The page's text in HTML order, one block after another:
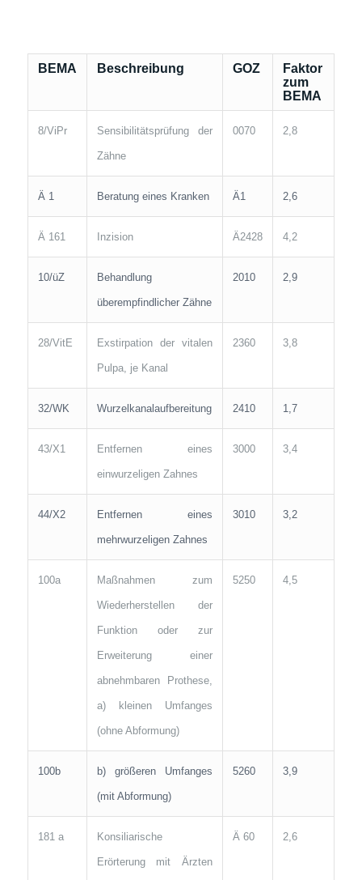
BEMA Beschreibung GOZ
Faktor
zum
BEMA
8/ViPr Sensibilitätsprüfung der
Zähne
0070 2,8
Ä 1 Beratung eines Kranken Ä1 2,6
Ä 161 Inzision Ä2428 4,2
10/üZ Behandlung
überempfindlicher Zähne
2010 2,9
28/VitE Exstirpation der vitalen
Pulpa, je Kanal
2360 3,8
32/WK Wurzelkanalaufbereitung 2410 1,7
43/X1 Entfernen eines
einwurzeligen Zahnes
3000 3,4
44/X2 Entfernen eines
mehrwurzeligen Zahnes
3010 3,2
100a Maßnahmen zum
Wiederherstellen der
Funktion oder zur
Erweiterung einer
abnehmbaren Prothese,
a) kleinen Umfanges
(ohne Abformung)
5250 4,5
100b b) größeren Umfanges
(mit Abformung)
5260 3,9
181 a Konsiliarische
Erörterung mit Ärzten
Ä 60 2,6